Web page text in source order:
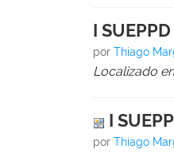
I SUEPPD
porThiago
Localizado
I
porThiago